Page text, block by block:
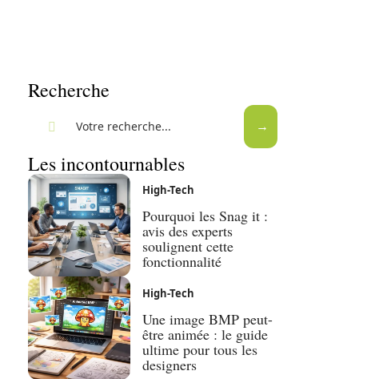
Recherche
Les incontournables
High-Tech
Pourquoi les Snag it :
avis des experts
soulignent cette
fonctionnalité
High-Tech
Une image BMP peut-
être animée : le guide
ultime pour tous les
designers